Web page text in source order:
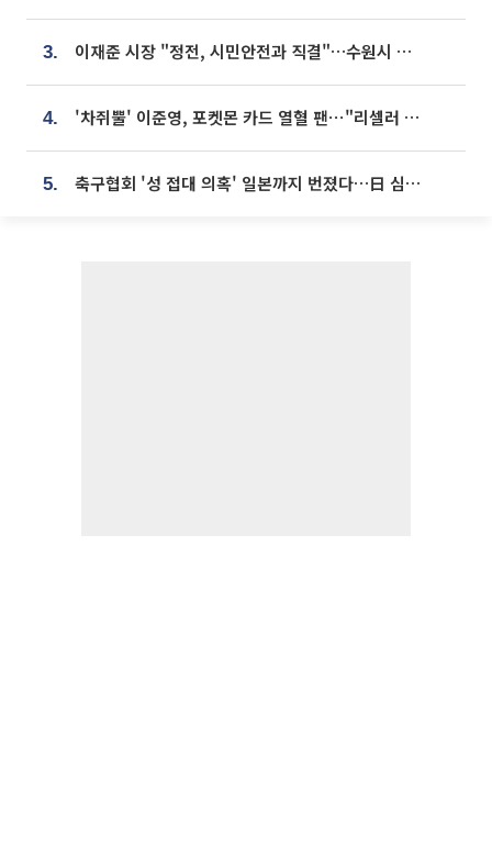
3. 이재준 시장 "정전, 시민안전과 직결"…수원시 비상대응체계 가동
4. '차쥐뿔' 이준영, 포켓몬 카드 열혈 팬⋯"리셀러 처단할 것"
5. 축구협회 '성 접대 의혹' 일본까지 번졌다…日 심판 실명 공개